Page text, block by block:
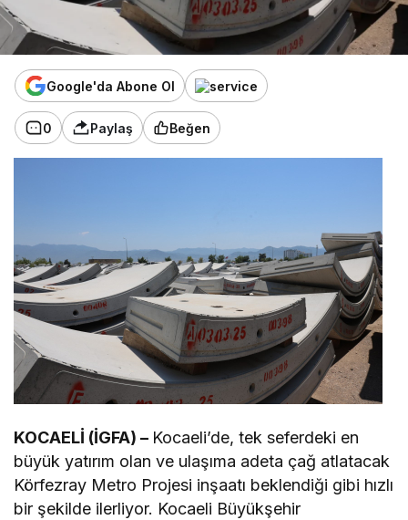
Google'da Abone Ol
0 Paylaş Beğen
KOCAELİ (İGFA) – Kocaeli’de, tek seferdeki en
büyük yatırım olan ve ulaşıma adeta çağ atlatacak
Körfezray Metro Projesi inşaatı beklendiği gibi hızlı
bir şekilde ilerliyor. Kocaeli Büyükşehir